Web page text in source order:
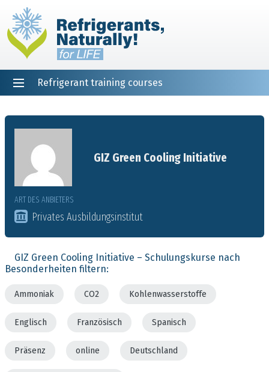
Refrigerant training courses
GIZ Green Cooling Initiative
ART DES ANBIETERS
Privates Ausbildungsinstitut
GIZ Green Cooling Initiative – Schulungskurse nach
Besonderheiten filtern:
Ammoniak CO2 Kohlenwasserstoffe
Englisch Französisch Spanisch
Präsenz online Deutschland